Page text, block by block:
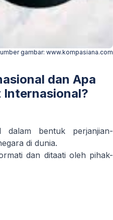
gambar: www.kompasiana.com
dan Apa
Internasional?
dalam bentuk perjanjian-
di dunia.
dan ditaati oleh pihak-